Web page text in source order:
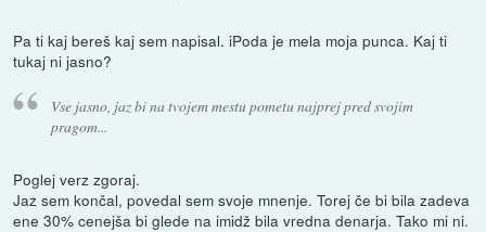
Pa ti kaj bereš kaj sem napisal. iPoda je mela moja punca. Kaj ti
tukaj ni jasno?
Vse jasno, jaz bi na tvojem mestu pometu najprej pred svojim
pragom...
Poglej verz zgoraj.
Jaz sem končal, povedal sem svoje mnenje. Torej če bi bila zadeva
ene 30% cenejša bi glede na imidž bila vredna denarja. Tako mi ni.